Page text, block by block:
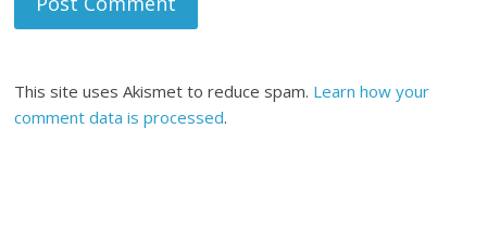
This site uses Akismet to reduce spam. Learn how your
comment data is processed.